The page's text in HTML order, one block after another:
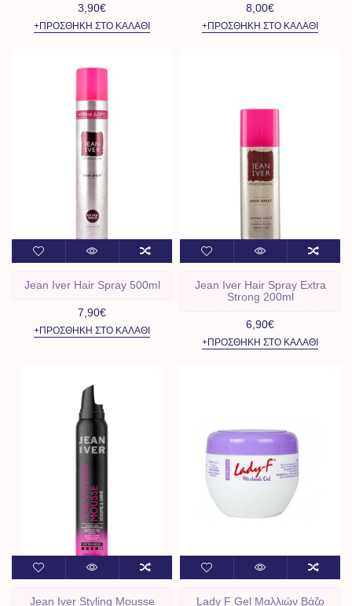
3,90€
+ΠΡΟΣΘΉΚΗ ΣΤΟ ΚΑΛΆΘΙ
8,00€
+ΠΡΟΣΘΉΚΗ ΣΤΟ ΚΑΛΆΘΙ
Jean Iver Hair Spray 500ml
7,90€
+ΠΡΟΣΘΉΚΗ ΣΤΟ ΚΑΛΆΘΙ
Jean Iver Hair Spray Extra
Strong 200ml
6,90€
+ΠΡΟΣΘΉΚΗ ΣΤΟ ΚΑΛΆΘΙ
Jean Iver Styling Mousse
Lady F Gel Μαλλιών Βάζο